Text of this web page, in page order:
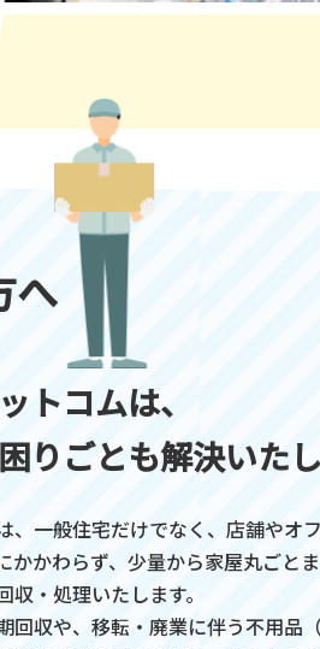
へ
トコムは、
りごとも解決いた
、一般住宅だけでなく、店舗やオ
かかわらず、少量から家屋丸ごと
・処理いたします。
回収や、移転・廃業に伴う不用品